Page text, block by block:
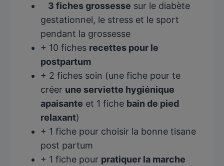
3 fiches grossesse sur le diabète
gestationnel, le stress et le sport
pendant la grossesse
+ 10 fiches recettes pour le
postpartum
+ 2 fiches soin (une fiche pour te
créer une serviette hygiénique
apaisante et 1 fiche bain de pied
relaxant)
+ 1 fiche pour choisir la bonne tisane
post partum
+ 1 fiche pour pratiquer la marche